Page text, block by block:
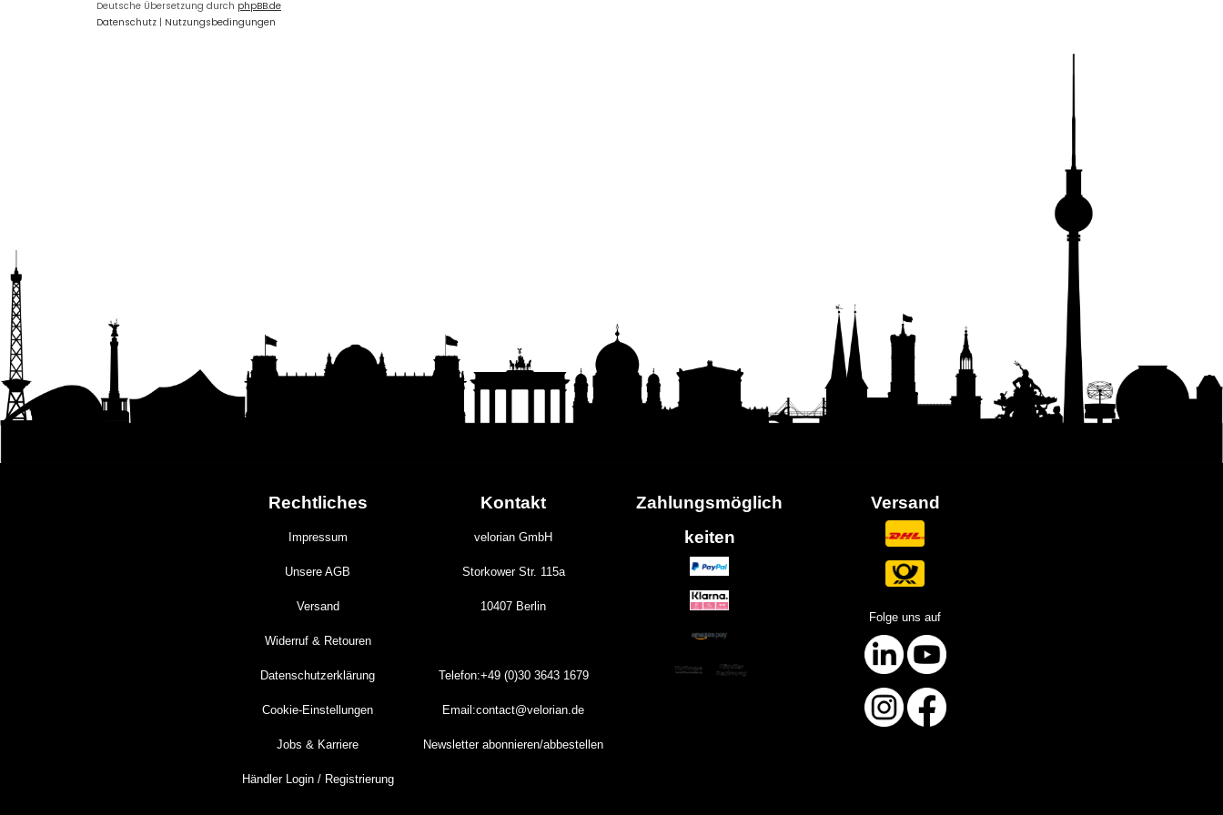
Deutsche Übersetzung durch phpBB.de
Datenschutz | Nutzungsbedingungen
Rechtliches
Impressum
Unsere AGB
Versand
Widerruf & Retouren
Datenschutzerklärung
Cookie-Einstellungen
Jobs & Karriere
Händler Login / Registrierung
Kontakt
velorian GmbH
Storkower Str. 115a
10407 Berlin
Telefon:+49 (0)3036431679
Email:contact@velorian.de
Newsletter abonnieren/abbestellen
Zahlungsmöglich
keiten
Versand
Folge uns auf